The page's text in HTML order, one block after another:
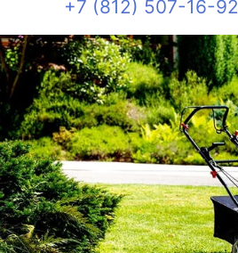
+7 (812) 507-16-92